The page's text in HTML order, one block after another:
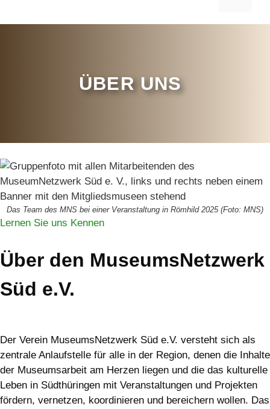
ÜBER UNS
Das Team des MNS bei einer Veranstaltung in Römhild 2025 (Foto: MNS)
Lernen Sie uns Kennen
Über den MuseumsNetzwerk
Süd e.V.
Der Verein MuseumsNetzwerk Süd e.V. versteht sich als
zentrale Anlaufstelle für alle in der Region, denen die Inhalte
der Museumsarbeit am Herzen liegen und die das kulturelle
Leben in Südthüringen mit Veranstaltungen und Projekten
fördern, vernetzen, koordinieren und bereichern wollen. Das